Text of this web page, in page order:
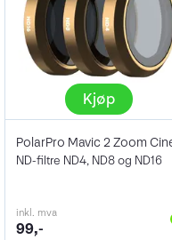
Kjøp
ND-filtre ND4, ND8 og ND16
inkl. mva
99,-